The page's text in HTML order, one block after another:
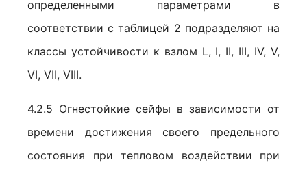
определенными параметрами в
соответствии с таблицей 2 подразделяют на
классы устойчивости к взлом L, I, II, III, IV, V,
VI, VII, VIII.
4.2.5 Огнестойкие сейфы в зависимости от
времени достижения своего предельного
состояния при тепловом воздействии при